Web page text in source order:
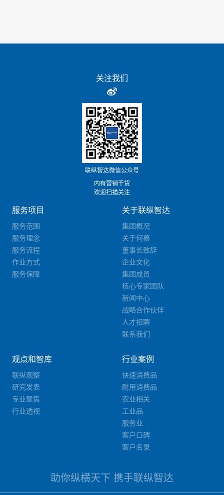
关注我们
联纵智达微信公众号
内有营销干货
欢迎扫描关注
服务项目
服务范围
服务理念
服务流程
作业方式
服务保障
关于联纵智达
集团概况
关于何慕
董事长致辞
企业文化
集团成员
核心专家团队
新闻中心
战略合作伙伴
人才招聘
联系我们
观点和智库
联纵观察
研究发表
专业聚焦
行业透视
行业案例
快速消费品
耐用消费品
农业相关
工业品
服务业
客户口碑
客户名录
助你纵横天下 携手联纵智达